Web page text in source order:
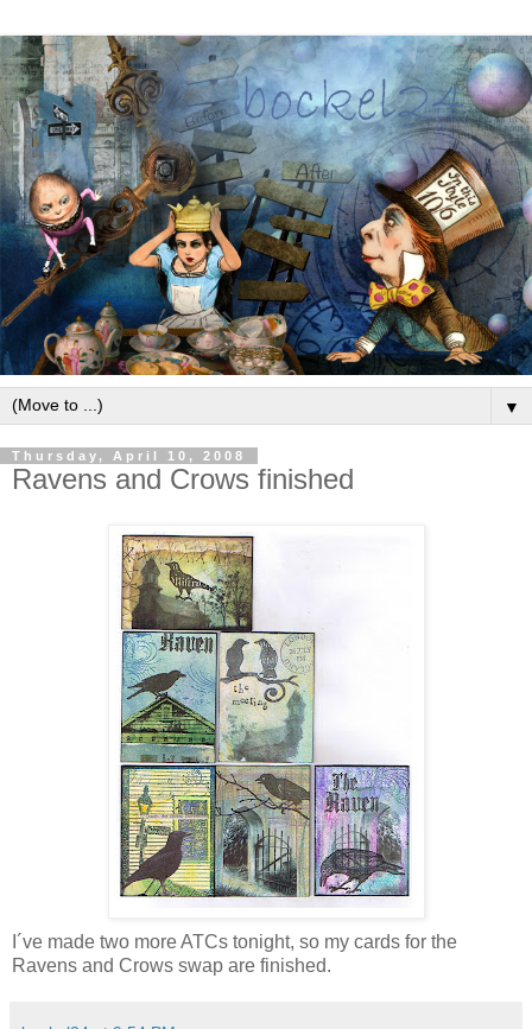
▼
Thursday, April 10, 2008
Ravens and Crows finished
I´ve made two more ATCs tonight, so my cards for the
Ravens and Crows swap are finished.